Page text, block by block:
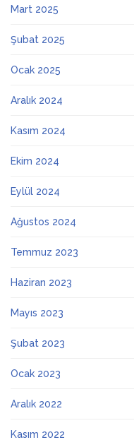
Mart 2025
Şubat 2025
Ocak 2025
Aralık 2024
Kasım 2024
Ekim 2024
Eylül 2024
Ağustos 2024
Temmuz 2023
Haziran 2023
Mayıs 2023
Şubat 2023
Ocak 2023
Aralık 2022
Kasım 2022